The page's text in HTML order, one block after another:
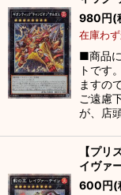
980円(
在庫わ
■商品
トです
ますの
ご遠慮
が、店
【プリ
イヴァ
600円(